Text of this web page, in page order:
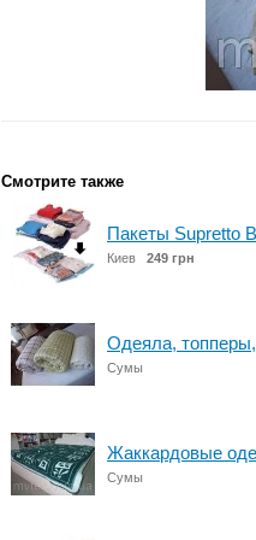
Смотрите также
Пакеты Supretto
Киев 249 грн
Одеяла,
Сумы
Жаккардовые
Сумы